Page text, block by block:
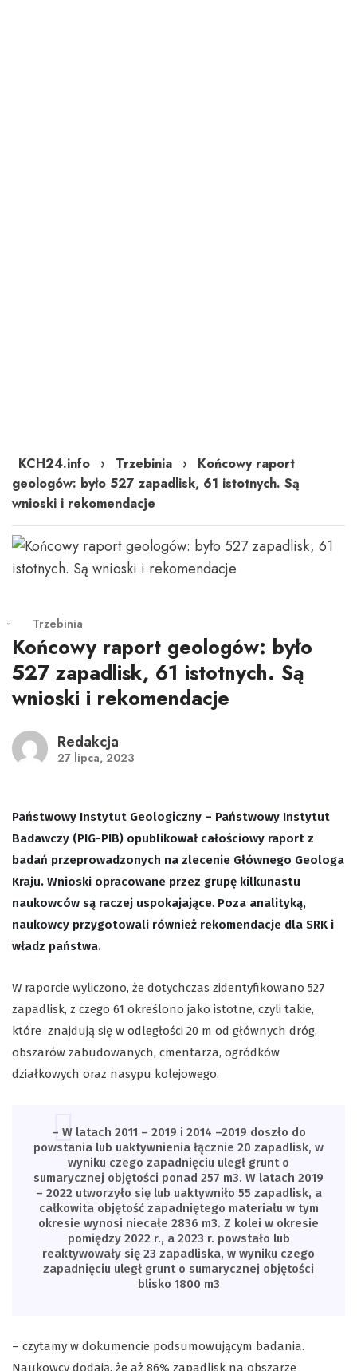
KCH24.info › Trzebinia ›
Końcowy raport
geologów: było 527 zapadlisk, 61 istotnych. Są
wnioski i rekomendacje
Trzebinia
Końcowy raport geologów: było
527 zapadlisk, 61 istotnych. Są
wnioski i rekomendacje
Redakcja
27 lipca, 2023
Państwowy Instytut Geologiczny – Państwowy Instytut
Badawczy (PIG-PIB) opublikował całościowy raport z
badań przeprowadzonych na zlecenie Głównego Geologa
Kraju. Wnioski opracowane przez grupę kilkunastu
naukowców są raczej uspokajające. Poza analityką,
naukowcy przygotowali również rekomendacje dla SRK i
władz państwa.
W raporcie wyliczono, że dotychczas zidentyfikowano 527
zapadlisk, z czego 61 określono jako istotne, czyli takie,
które znajdują się w odległości 20 m od głównych dróg,
obszarów zabudowanych, cmentarza, ogródków
działkowych oraz nasypu kolejowego.
– W latach 2011 – 2019 i 2014 –2019 doszło do
powstania lub uaktywnienia łącznie 20 zapadlisk, w
wyniku czego zapadnięciu uległ grunt o
sumarycznej objętości ponad 257 m3. W latach 2019
– 2022 utworzyło się lub uaktywniło 55 zapadlisk, a
całkowita objętość zapadniętego materiału w tym
okresie wynosi niecałe 2836 m3. Z kolei w okresie
pomiędzy 2022 r., a 2023 r. powstało lub
reaktywowały się 23 zapadliska, w wyniku czego
zapadnięciu uległ grunt o sumarycznej objętości
blisko 1800 m3
– czytamy w dokumencie podsumowującym badania.
Naukowcy dodają, że aż 86% zapadlisk na obszarze